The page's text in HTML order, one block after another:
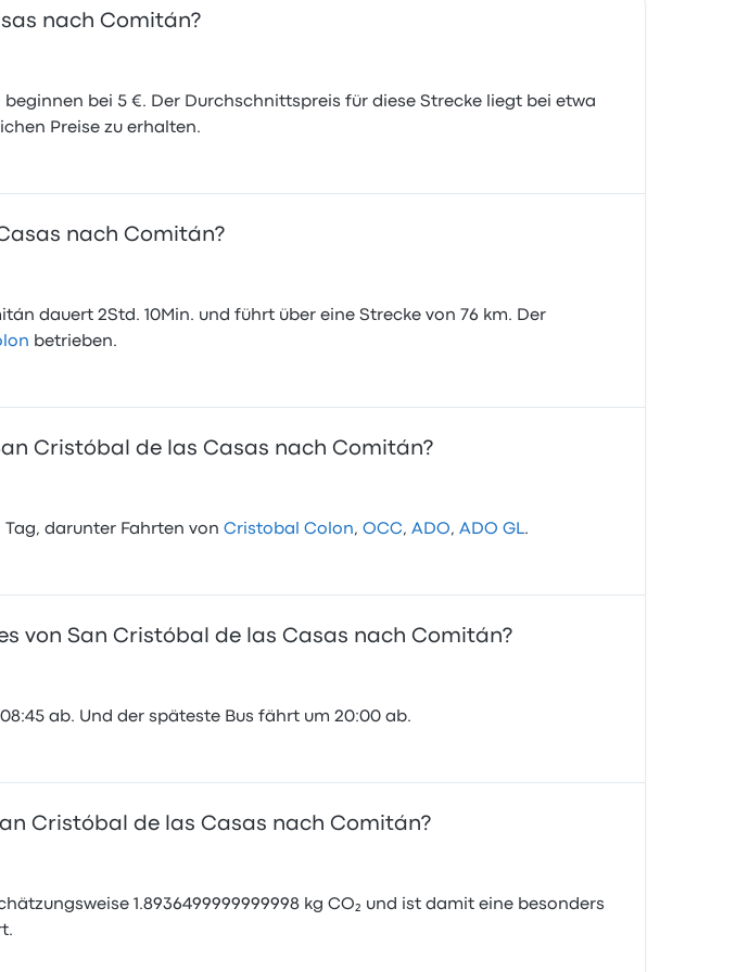
nach Comitán?
bei 5 €. Der Durchschnittspreis für diese Strecke liegt bei etwa
Preise zu erhalten.
nach Comitán?
dauert 2Std. 10Min. und führt über eine Strecke von 76 km. Der
betrieben.
Cristóbal de las Casas nach Comitán?
darunter Fahrten von Cristobal Colon, OCC, ADO, ADO GL.
von San Cristóbal de las Casas nach Comitán?
ab. Und der späteste Bus fährt um 20:00 ab.
Cristóbal de las Casas nach Comitán?
1.8936499999999998 kg CO₂ und ist damit eine besonders